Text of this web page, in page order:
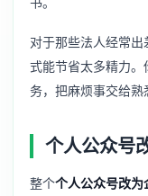
对于那些法人经常
式能节省太多精力
务，把麻烦事交给熟
个人公众号
整个个人公众号改为